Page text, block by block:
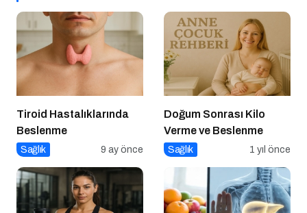
Tiroid Hastalıklarında
Beslenme
Sağlık 9 ay önce
Doğum Sonrası Kilo
Verme ve Beslenme
Sağlık 1 yıl önce